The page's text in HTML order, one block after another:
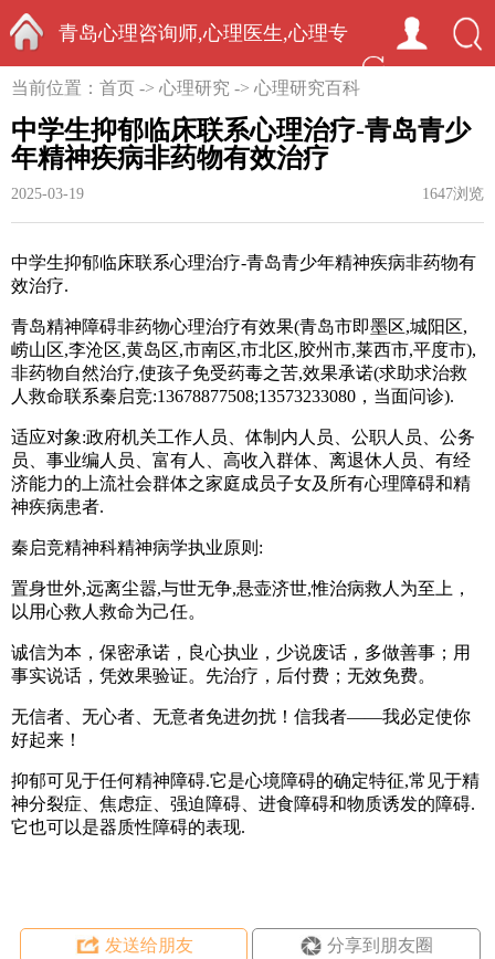
首页
青岛心理咨询师,心理医生,心理专
家-中国心理学家秦启竞
当前位置： 首页 -> 心理研究 -> 心理研究百科
中学生抑郁临床联系心理治疗-青岛青少
年精神疾病非药物有效治疗
2025-03-19 1647浏览
中学生抑郁临床联系心理治疗-青岛青少年精神疾病非药物有
效治疗.
青岛精神障碍非药物心理治疗有效果(青岛市即墨区,城阳区,
崂山区,李沧区,黄岛区,市南区,市北区,胶州市,莱西市,平度市),
非药物自然治疗,使孩子免受药毒之苦,效果承诺(求助求治救
人救命联系秦启竞:13678877508;13573233080，当面问诊).
适应对象:政府机关工作人员、体制内人员、公职人员、公务
员、事业编人员、富有人、高收入群体、离退休人员、有经
济能力的上流社会群体之家庭成员子女及所有心理障碍和精
神疾病患者.
秦启竞精神科精神病学执业原则:
置身世外,远离尘嚣,与世无争,悬壶济世,惟治病救人为至上，
以用心救人救命为己任。
诚信为本，保密承诺，良心执业，少说废话，多做善事；用
事实说话，凭效果验证。先治疗，后付费；无效免费。
无信者、无心者、无意者免进勿扰！信我者——我必定使你
好起来！
抑郁可见于任何精神障碍.它是心境障碍的确定特征,常见于精
神分裂症、焦虑症、强迫障碍、进食障碍和物质诱发的障碍.
它也可以是器质性障碍的表现.
发送给朋友 分享到朋友圈